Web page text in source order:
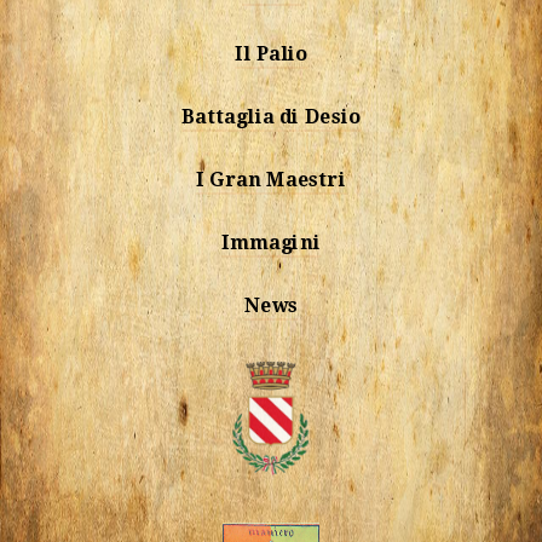
Il Palio
Battaglia di Desio
I Gran Maestri
Immagini
News